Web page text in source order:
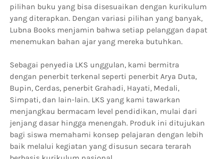
pilihan buku yang bisa disesuaikan dengan kurikulum
yang diterapkan. Dengan variasi pilihan yang banyak,
Lubna Books menjamin bahwa setiap pelanggan dapat
menemukan bahan ajar yang mereka butuhkan.
Sebagai penyedia LKS unggulan, kami bermitra
dengan penerbit terkenal seperti penerbit Arya Duta,
Bupin, Cerdas, penerbit Grahadi, Hayati, Medali,
Simpati, dan lain-lain. LKS yang kami tawarkan
menjangkau bermacam level pendidikan, mulai dari
jenjang dasar hingga menengah. Produk ini ditujukan
bagi siswa memahami konsep pelajaran dengan lebih
baik melalui kegiatan yang disusun secara terarah